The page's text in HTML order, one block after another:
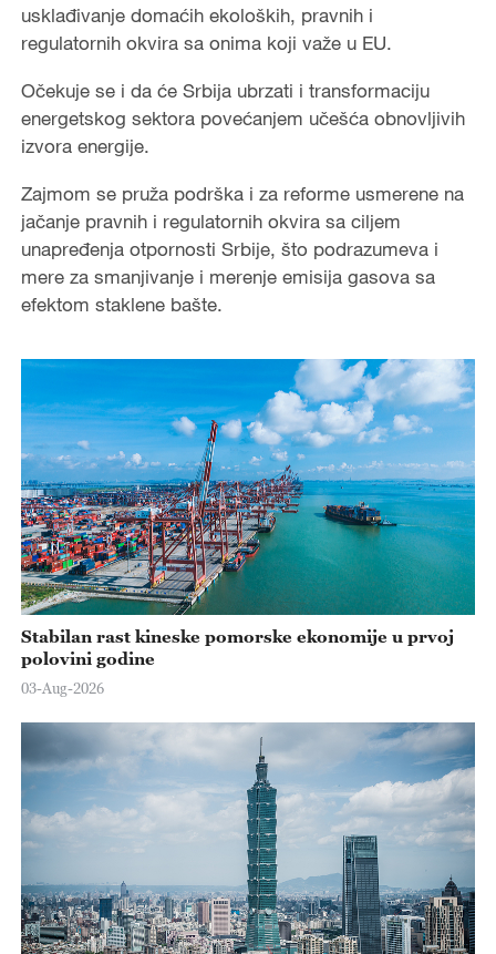
usklađivanje domaćih ekoloških, pravnih i
regulatornih okvira sa onima koji važe u EU.
Očekuje se i da će Srbija ubrzati i transformaciju
energetskog sektora povećanjem učešća obnovljivih
izvora energije.
Zajmom se pruža podrška i za reforme usmerene na
jačanje pravnih i regulatornih okvira sa ciljem
unapređenja otpornosti Srbije, što podrazumeva i
mere za smanjivanje i merenje emisija gasova sa
efektom staklene bašte.
Stabilan rast kineske pomorske ekonomije u prvoj
polovini godine
03-Aug-2026